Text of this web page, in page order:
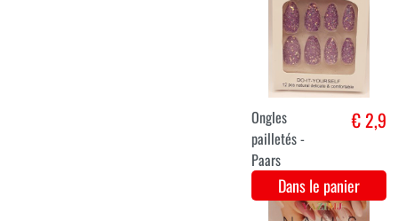
maquillage
jaune fluo
€ 2,8
Dans le panier